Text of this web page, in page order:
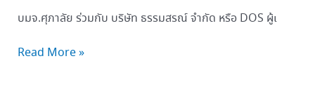
บมจ.ศุภาลัย ร่วมกับ บริษัท ธรรมสรณ์ จำกัด หรือ DOS ผู้เ
Read More »